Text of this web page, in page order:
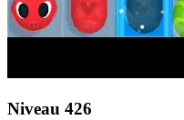
Niveau 426